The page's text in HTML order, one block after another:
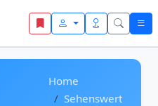
Home
Sehenswert